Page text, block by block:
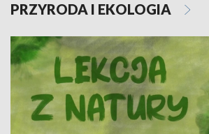
PRZYRODA I EKOLOGIA